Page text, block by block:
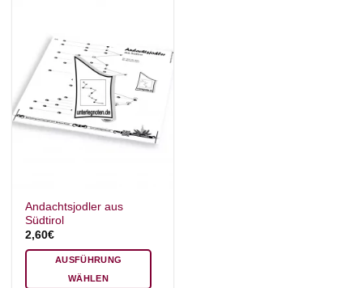
Andachtsjodler aus
Südtirol
2,60€
AUSFÜHRUNG
WÄHLEN